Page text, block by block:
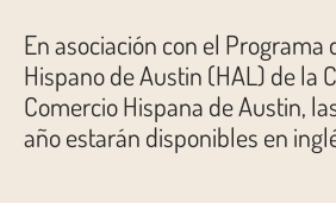
En asociación con el Programa
Hispano de Austin (HAL) de la
Comercio Hispana de Austin,
año estarán disponibles en